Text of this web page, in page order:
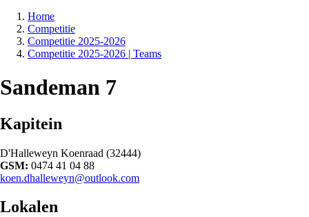
Home
Competitie
Competitie 2025-2026
Competitie 2025-2026 | Teams
Sandeman 7
Kapitein
D'Halleweyn Koenraad (32444)
GSM: 0474 41 04 88
koen.dhalleweyn@outlook.com
Lokalen